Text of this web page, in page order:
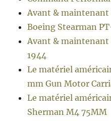
Avant & maintenant
Boeing Stearman
Avant & maintenant
1944
Le matériel
mm Gun Motor
Le matériel
Sherman M4 75MM